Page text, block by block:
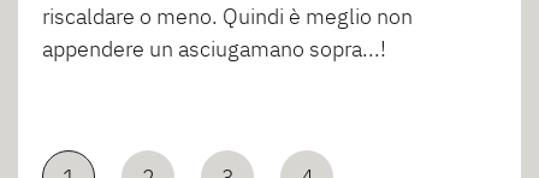
riscaldare o meno. Quindi è meglio non
appendere un asciugamano sopra...!